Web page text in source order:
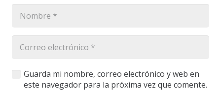
Guarda mi nombre, correo electrónico y web en
este navegador para la próxima vez que comente.